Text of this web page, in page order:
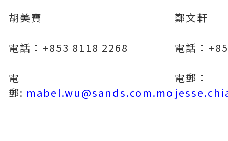
胡美寶 鄭文軒
電話：+853 8118 2268 電話：
電
郵: mabel.wu@sands.com.mo
電郵：